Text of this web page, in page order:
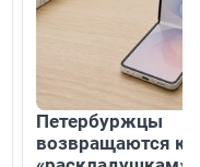
Петербуржцы
возвращаются к